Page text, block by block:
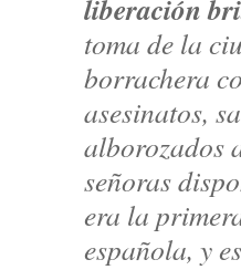
liberación
toma de la
borrachera
asesinatos,
alborozados
señoras
era la
española, y